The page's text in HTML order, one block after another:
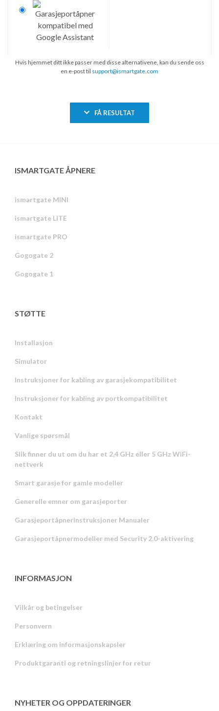
Hvis hjemmet ditt ikke passer med disse alternativene, kan du sende oss
en e-post til support@ismartgate.com
FÅ RESULTAT
ISMARTGATE ÅPNERE
ismartgate MINI
ismartgate LITE
ismartgate PRO
Gogogate 2
Gogogate 1
STØTTE
Installasjon
Simulator
Instruksjoner for kabling av garasjekompatibilitet
Instruksjoner for kabling av portkompatibilitet
Kontakt
Vanlige spørsmål
Slik finner du ut om du har et 2,4 GHz eller 5 GHz WiFi-
nettverk
Smart garasje for gamle modeller
Generelle emner om garasjeporter
Garasjeportåpnerinstruksjoner Manualer
Garasjeportåpnermodeller med Security 2.0-aktivering
INFORMASJON
Vilkår og betingelser
Personvern
Erklæring om informasjonskapsler
Produktgaranti og retningslinjer for retur
NYHETER OG OPPDATERINGER